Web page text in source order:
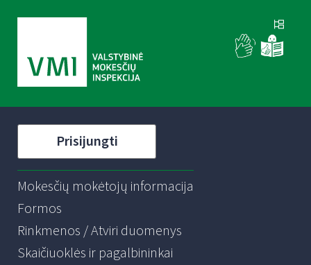
Prisijungti
Mokesčių mokėtojų informacija
Formos
Rinkmenos / Atviri duomenys
Skaičiuoklės ir pagalbininkai